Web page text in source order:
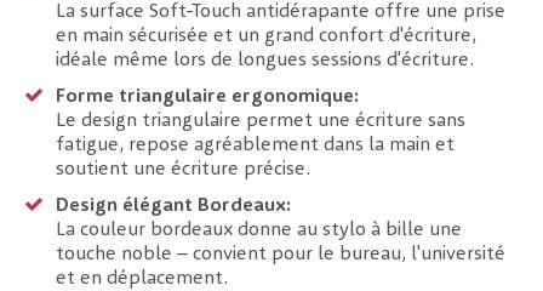
La surface Soft-Touch antidérapante offre une prise
en main sécurisée et un grand confort d'écriture,
idéale même lors de longues sessions d'écriture.
Forme triangulaire ergonomique:
Le design triangulaire permet une écriture sans
fatigue, repose agréablement dans la main et
soutient une écriture précise.
Design élégant Bordeaux:
La couleur bordeaux donne au stylo à bille une
touche noble – convient pour le bureau, l'université
et en déplacement.